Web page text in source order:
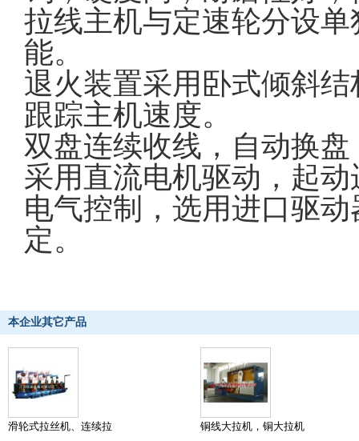
拉线主机与定速轮分设
能。
退火装置采用卧式倾斜
跟踪主机速度。
双盘连续收线，自动换
采用直流电机驱动，起
电气控制，选用进口驱
定。
本企业其它产品
滑轮式拉丝机、连续拉 铜线大拉机，铜大拉机